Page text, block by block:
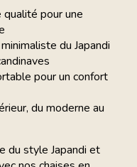
qualité pour une
du Japandi
pour un confort
du moderne au
du style Japandi et